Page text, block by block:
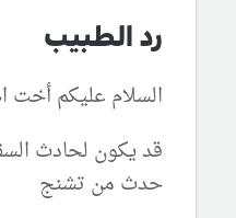
رد الطبيب
السلام عليكم أخت
قد يكون لحادث
حدث من تشنج